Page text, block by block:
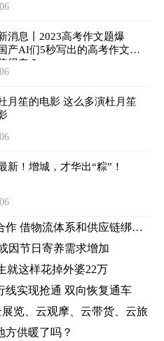
消息丨2023高考作文题爆
产AI们5秒写出的高考作文，
得夸？
月笙的电影 这么多演杜月笙
新！增城，才华出“粽”！
东方甄选与京东物流达成合作 借物流体系和供应链绑定新样板
因节日寄养需求增加
就这样花掉外婆22万
线实现抢通 双向恢复通车
览、云观摩、云带货、云旅
方供暖了吗？